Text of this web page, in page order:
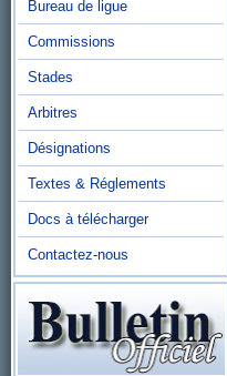
Bureau de ligue
Commissions
Stades
Arbitres
Désignations
Textes & Réglements
Docs à télécharger
Contactez-nous